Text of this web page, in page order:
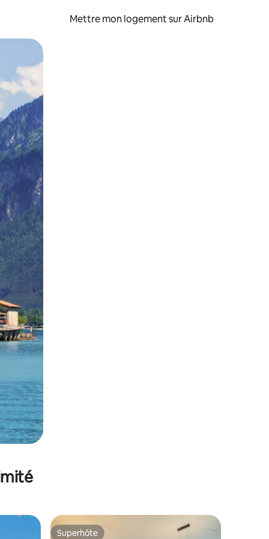
Mettre mon logement sur Airbnb
glisser.
Superhôte